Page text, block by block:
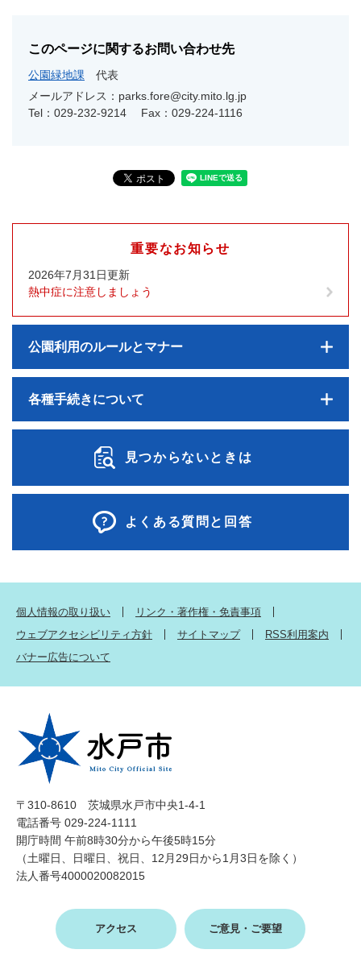
このページに関するお問い合わせ先
公園緑地課
代表
メールアドレス：parks.fore@city.mito.lg.jp
Tel：029-232-9214
Fax：029-224-1116
重要なお知らせ
2026年7月31日更新
熱中症に注意しましょう
公園利用のルールとマナー
各種手続きについて
見つからないときは
よくある質問と回答
個人情報の取り扱い
リンク・著作権・免責事項
ウェブアクセシビリティ方針
サイトマップ
RSS利用案内
バナー広告について
〒310-8610 茨城県水戸市中央1-4-1
電話番号 029-224-1111
開庁時間 午前8時30分から午後5時15分
（土曜日、日曜日、祝日、12月29日から1月3日を除く）
法人番号4000020082015
アクセス ご意見・ご要望